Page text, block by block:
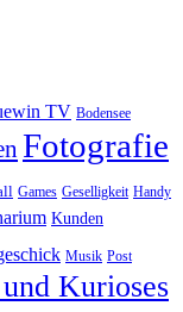
TV Bodensee
Fotografie
Games Geselligkeit Handy
Kunden
Musik Post
Kurioses